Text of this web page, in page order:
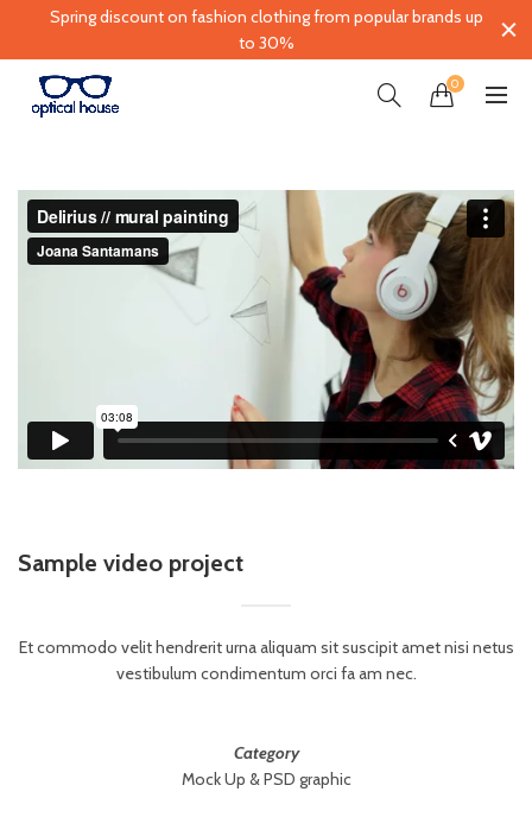
0
Sample video project
Et commodo velit hendrerit urna aliquam sit suscipit amet nisi netus
vestibulum condimentum orci fa am nec.
Category
Mock Up & PSD graphic
Spring discount on fashion clothing from popular brands up
to 30%